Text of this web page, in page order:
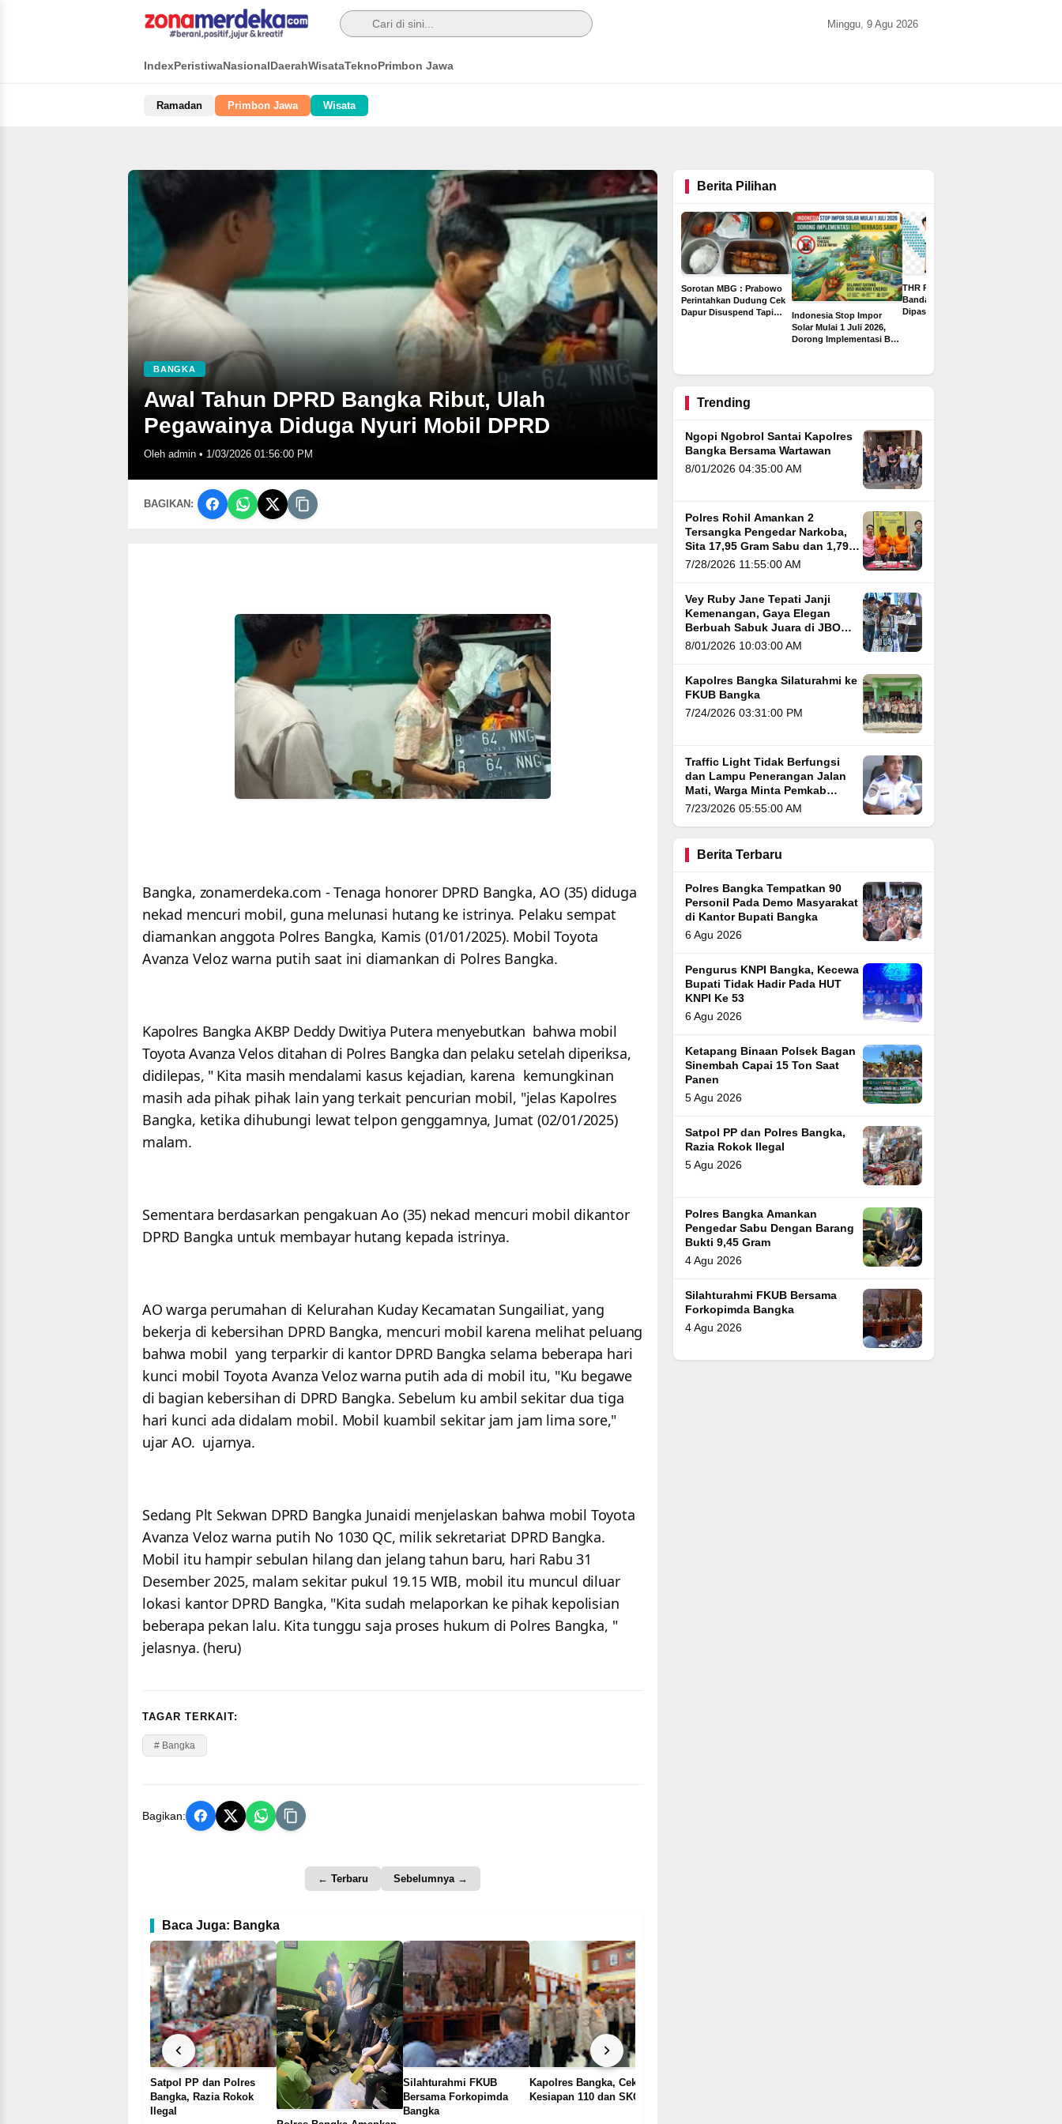
Minggu, 9 Agu 2026
IndexPeristiwaNasionalDaerahWisataTeknoPrimbon Jawa
Ramadan Primbon Jawa Wisata
BANGKA
Awal Tahun DPRD Bangka Ribut, Ulah
Pegawainya Diduga Nyuri Mobil DPRD
Oleh admin • 1/03/2026 01:56:00 PM
BAGIKAN:
Bangka, zonamerdeka.com - Tenaga honorer DPRD Bangka, AO (35) diduga
nekad mencuri mobil, guna melunasi hutang ke istrinya. Pelaku sempat
diamankan anggota Polres Bangka, Kamis (01/01/2025). Mobil Toyota
Avanza Veloz warna putih saat ini diamankan di Polres Bangka.
Kapolres Bangka AKBP Deddy Dwitiya Putera menyebutkan bahwa mobil
Toyota Avanza Velos ditahan di Polres Bangka dan pelaku setelah diperiksa,
didilepas, " Kita masih mendalami kasus kejadian, karena kemungkinan
masih ada pihak pihak lain yang terkait pencurian mobil, "jelas Kapolres
Bangka, ketika dihubungi lewat telpon genggamnya, Jumat (02/01/2025)
malam.
Sementara berdasarkan pengakuan Ao (35) nekad mencuri mobil dikantor
DPRD Bangka untuk membayar hutang kepada istrinya.
AO warga perumahan di Kelurahan Kuday Kecamatan Sungailiat, yang
bekerja di kebersihan DPRD Bangka, mencuri mobil karena melihat peluang
bahwa mobil yang terparkir di kantor DPRD Bangka selama beberapa hari
kunci mobil Toyota Avanza Veloz warna putih ada di mobil itu, "Ku begawe
di bagian kebersihan di DPRD Bangka. Sebelum ku ambil sekitar dua tiga
hari kunci ada didalam mobil. Mobil kuambil sekitar jam jam lima sore,"
ujar AO. ujarnya.
Sedang Plt Sekwan DPRD Bangka Junaidi menjelaskan bahwa mobil Toyota
Avanza Veloz warna putih No 1030 QC, milik sekretariat DPRD Bangka.
Mobil itu hampir sebulan hilang dan jelang tahun baru, hari Rabu 31
Desember 2025, malam sekitar pukul 19.15 WIB, mobil itu muncul diluar
lokasi kantor DPRD Bangka, "Kita sudah melaporkan ke pihak kepolisian
beberapa pekan lalu. Kita tunggu saja proses hukum di Polres Bangka, "
jelasnya. (heru)
TAGAR TERKAIT:
# Bangka
Bagikan:
← Terbaru Sebelumnya →
Baca Juga: Bangka
Satpol PP dan Polres
Bangka, Razia Rokok
Ilegal
Silahturahmi FKUB
Bersama Forkopimda
Bangka
Kapolres Bangka, Cek
Kesiapan 110 dan SKCK
Berita Pilihan
Buntut Dugaan Kredit
Rumah Bermasalah di
BTN Karawang Diselidiki,
Ratusan Debitur dan
Pejabat Bank Diperiksa
Sorotan MBG : Prabowo
Perintahkan Dudung Cek
Dapur Disuspend Tapi
Indonesia Stop Impor
Solar Mulai 1 Juli 2026,
Dorong Implementasi B50
THR PPPK Paruh Waktu
Bandar Lampung
Dipastikan Cair Rp500
Trending
Ngopi Ngobrol Santai Kapolres
Bangka Bersama Wartawan
8/01/2026 04:35:00 AM
Polres Rohil Amankan 2
Tersangka Pengedar Narkoba,
Sita 17,95 Gram Sabu dan 1,79
Gram Ganja
7/28/2026 11:55:00 AM
Vey Ruby Jane Tepati Janji
Kemenangan, Gaya Elegan
Berbuah Sabuk Juara di JBO
Vol. 5
8/01/2026 10:03:00 AM
Kapolres Bangka Silaturahmi ke
FKUB Bangka
7/24/2026 03:31:00 PM
Traffic Light Tidak Berfungsi
dan Lampu Penerangan Jalan
Mati, Warga Minta Pemkab
Bangka Segera Atasi
7/23/2026 05:55:00 AM
Berita Terbaru
Polres Bangka Tempatkan 90
Personil Pada Demo Masyarakat
di Kantor Bupati Bangka
6 Agu 2026
Pengurus KNPI Bangka, Kecewa
Bupati Tidak Hadir Pada HUT
KNPI Ke 53
6 Agu 2026
Ketapang Binaan Polsek Bagan
Sinembah Capai 15 Ton Saat
Panen
5 Agu 2026
Satpol PP dan Polres Bangka,
Razia Rokok Ilegal
5 Agu 2026
Polres Bangka Amankan
Pengedar Sabu Dengan Barang
Bukti 9,45 Gram
4 Agu 2026
Silahturahmi FKUB Bersama
Forkopimda Bangka
4 Agu 2026